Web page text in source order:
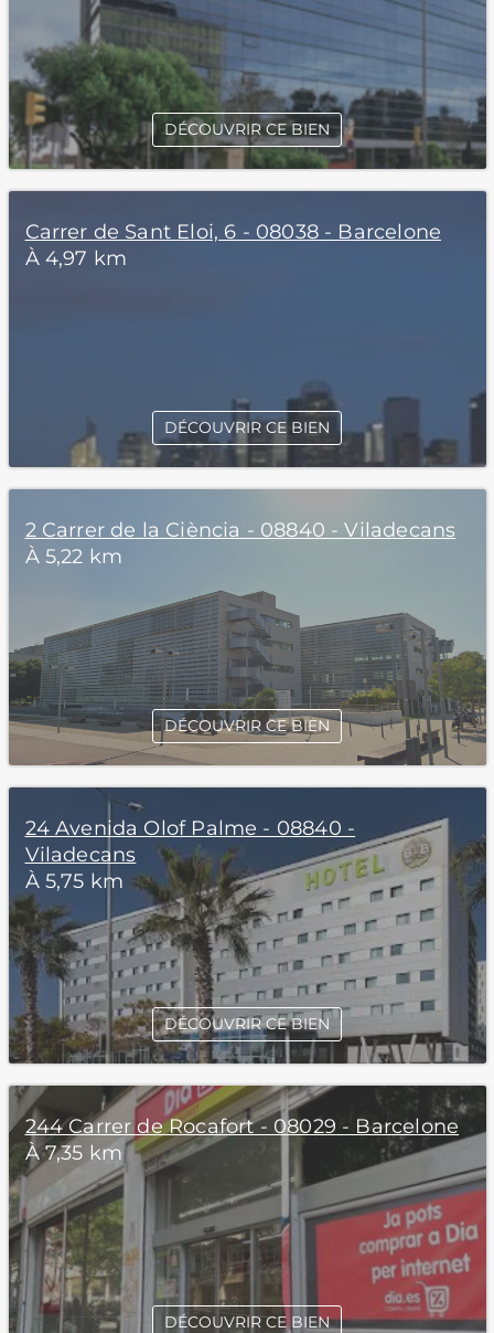
DÉCOUVRIR CE BIEN
Carrer de Sant Eloi, 6 - 08038 - Barcelone
À 4,97 km
DÉCOUVRIR CE BIEN
2 Carrer de la Ciència - 08840 - Viladecans
À 5,22 km
DÉCOUVRIR CE BIEN
24 Avenida Olof Palme - 08840 -
Viladecans
À 5,75 km
DÉCOUVRIR CE BIEN
244 Carrer de Rocafort - 08029 - Barcelone
À 7,35 km
DÉCOUVRIR CE BIEN